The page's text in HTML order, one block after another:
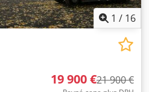
1 / 16
19 900 €21 900 €